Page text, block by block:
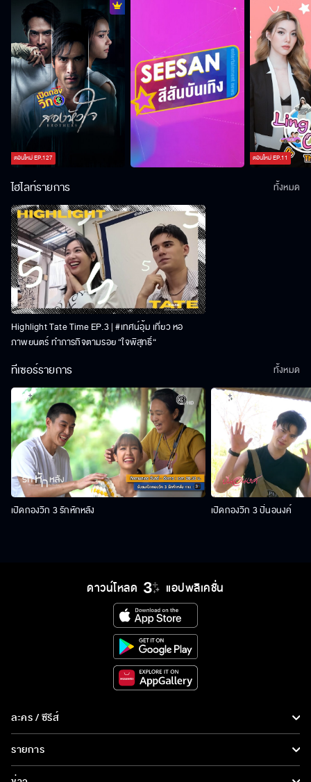
ตอนใหม่EP.127 ตอนใหม่EP.11
ไฮไลท์รายการ
Highlight Tate Time EP.3 | #เทศน์อุ้ม เที่ยว หอ
ภาพยนตร์ ทำภารกิจตามรอย “ใจพิสุทธิ์“
ทั้งหมด
ทีเซอร์รายการ
เปิดกองวิก 3 รักหักหลัง เปิดกองวิก 3 ปิ่นอนงค์
ทั้งหมด
ดาวน์โหลด แอปพลิเคชั่น
ละคร / ซีรีส์
ละคร/ซีรีส์
ซีรีส์นานาชาติ
รายการ
รายการทั้งหมด